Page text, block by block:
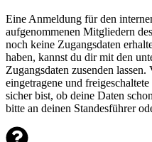
Eine Anmeldung für den
aufgenommenen Mitgliedern
noch keine Zugangsdaten
haben, kannst du dir mit den
Zugangsdaten zusenden
eingetragene und
sicher bist, ob deine Daten
bitte an deinen Standesführer